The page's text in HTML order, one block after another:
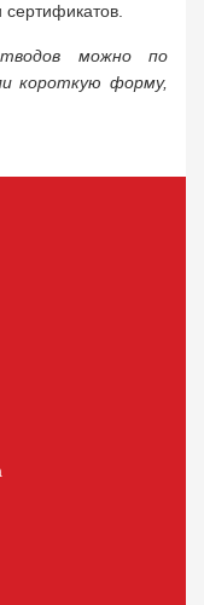
можно по
короткую форму,